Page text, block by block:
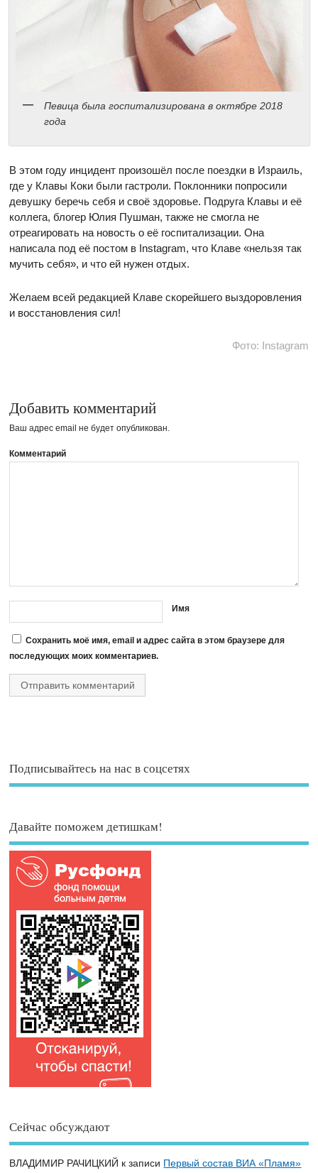
Певица была госпитализирована в октябре 2018
года
В этом году инцидент произошёл после поездки в Израиль,
где у Клавы Коки были гастроли. Поклонники попросили
девушку беречь себя и своё здоровье. Подруга Клавы и её
коллега, блогер Юлия Пушман, также не смогла не
отреагировать на новость о её госпитализации. Она
написала под её постом в Instagram, что Клаве «нельзя так
мучить себя», и что ей нужен отдых.
Желаем всей редакцией Клаве скорейшего выздоровления
и восстановления сил!
Фото: Instagram
Добавить комментарий
Ваш адрес email не будет опубликован.
Комментарий
Имя
Сохранить моё имя, email и адрес сайта в этом браузере для
последующих моих комментариев.
Подписывайтесь на нас в соцсетях
Давайте поможем детишкам!
Сейчас обсуждают
ВЛАДИМИР РАЧИЦКИЙ к записи Первый состав ВИА «Пламя»